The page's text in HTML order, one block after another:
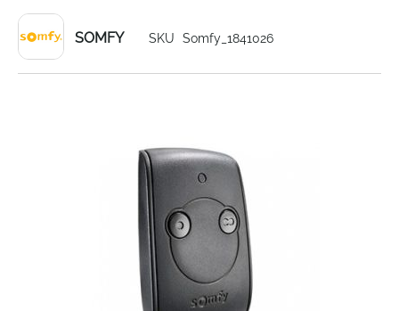
SOMFY SKU Somfy_1841026